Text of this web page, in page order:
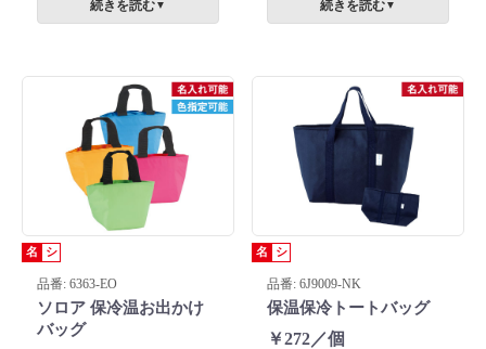
にお店のロゴなどをプリン
続きを読む▼ 続きを読む▼
名 シ
品番: 6363-EO
ソロア 保冷温お出かけ
バッグ
名 シ
品番: 6J9009-NK
保温保冷トートバッグ
￥272／個